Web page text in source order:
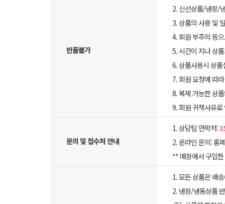
반품불가
2. 신선상품/냉장/
3. 상품의 사용 및
4. 회원 부주의 등
5. 시간이 지나 상
6. 상품사용시 상
7. 회원 요청에 따
8. 복제 가능한 상
9. 회원 귀책사유
문의 및 접수처 안내
1. 상담팀 연락처:
2. 온라인 문의: 홈
** 매장에서 구입
1. 모든 상품은 배
2. 냉장/냉동상품